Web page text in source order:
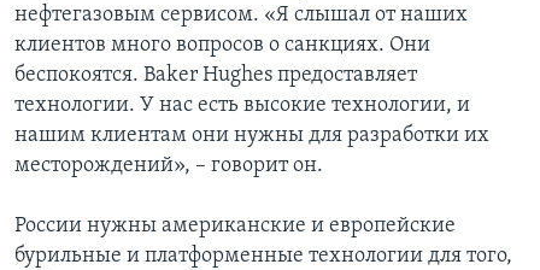
нефтегазовым сервисом. «Я слышал от наших
клиентов много вопросов о санкциях. Они
беспокоятся. Baker Hughes предоставляет
технологии. У нас есть высокие технологии, и
нашим клиентам они нужны для разработки их
месторождений», – говорит он.
России нужны американские и европейские
бурильные и платформенные технологии для того,